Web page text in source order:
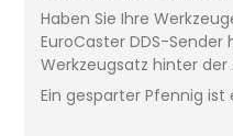
Haben Sie Ihre
EuroCaster DDS-
Werkzeugsatz hinter der
Ein gesparter Pfennig